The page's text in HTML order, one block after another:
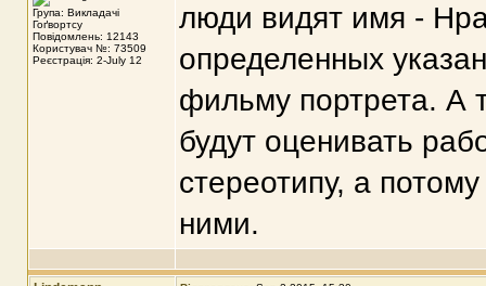
Група: Викладачі
Гоґвортсу
Повідомлень: 12143
Користувач №: 73509
Реєстрація: 2-July 12
люди видят имя -
определенных
фильму портрета. А
будут оценивать
стереотипу, а
ними.